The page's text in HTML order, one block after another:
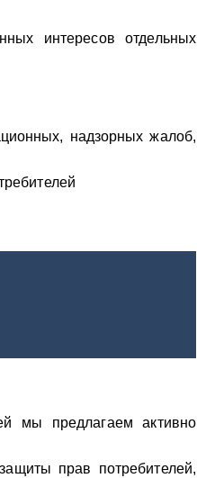
интересов отдельных
надзорных жалоб,
мы предлагаем активно
прав потребителей,